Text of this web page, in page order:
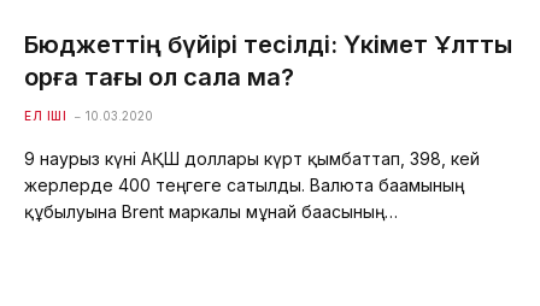
Бюджеттің бүйірі тесілді: Үкімет Ұлттық
қорға тағы қол сала ма?
ЕЛ ІШІ 10.03.2020
9 наурыз күні АҚШ доллары күрт қымбаттап, 398, кей
жерлерде 400 теңгеге сатылды. Валюта бағамының
құбылуына Brent маркалы мұнай бағасының…